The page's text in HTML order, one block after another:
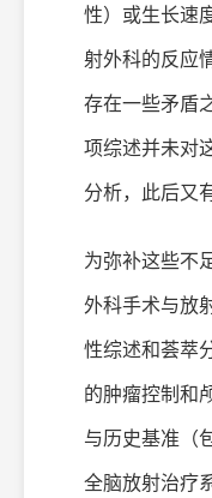
性）或生长速
射外科的反应
存在一些矛盾
项综述并未对
分析，此后又
为弥补这些不
外科手术与放
性综述和荟萃
的肿瘤控制和
与历史基准（
全脑放射治疗